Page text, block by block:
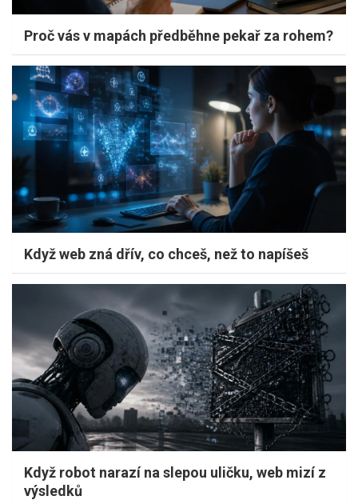
Proč vás v mapách předběhne pekař za rohem?
Když web zná dřív, co chceš, než to napíšeš
Když robot narazí na slepou uličku, web mizí z
výsledků